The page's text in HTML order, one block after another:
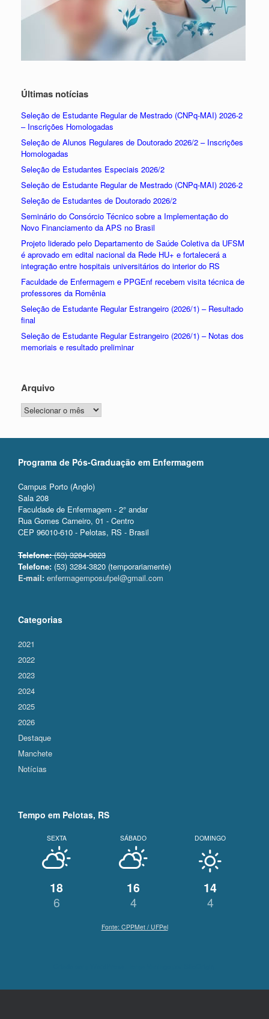
Últimas notícias
Seleção de Estudante Regular de Mestrado (CNPq-MAI) 2026-2
– Inscrições Homologadas
Seleção de Alunos Regulares de Doutorado 2026/2 – Inscrições
Homologadas
Seleção de Estudantes Especiais 2026/2
Seleção de Estudante Regular de Mestrado (CNPq-MAI) 2026-2
Seleção de Estudantes de Doutorado 2026/2
Seminário do Consórcio Técnico sobre a Implementação do
Novo Financiamento da APS no Brasil
Projeto liderado pelo Departamento de Saúde Coletiva da UFSM
é aprovado em edital nacional da Rede HU+ e fortalecerá a
integração entre hospitais universitários do interior do RS
Faculdade de Enfermagem e PPGEnf recebem visita técnica de
professores da Romênia
Seleção de Estudante Regular Estrangeiro (2026/1) – Resultado
final
Seleção de Estudante Regular Estrangeiro (2026/1) – Notas dos
memoriais e resultado preliminar
Arquivo
Arquivo
Programa de Pós-Graduação em Enfermagem
Campus Porto (Anglo)
Sala 208
Faculdade de Enfermagem - 2° andar
Rua Gomes Carneiro, 01 - Centro
CEP 96010-610 - Pelotas, RS - Brasil
Telefone:(53) 3284-3823
Telefone: (53) 3284-3820 (temporariamente)
E-mail: enfermagemposufpel@gmail.com
Categorias
2021
2022
2023
2024
2025
2026
Destaque
Manchete
Notícias
Tempo em Pelotas, RS
SEXTA
18
6
SÁBADO
16
4
DOMINGO
14
4
Fonte: CPPMet / UFPel